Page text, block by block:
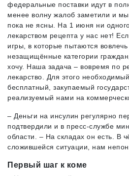
федеральные поставки идут в
менее волну жалоб заметили и
пока не ясны. На 1 июня ни
лекарством рецепта у нас нет!
игры, в которые пытаются
незащищённые категории
хочу. Наша задача – вовремя по
лекарство. Для этого
бесплатный, закупаемый
реализуемый нами на
– Деньги на инсулин регулярно
подтвердили и в пресс-службе
области. – На складах он есть. В
сложившейся ситуации, нам
Первый шаг к коме